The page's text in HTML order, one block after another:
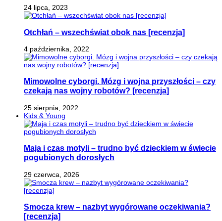
24 lipca, 2023
Otchłań – wszechświat obok nas [recenzja]
4 października, 2022
Mimowolne cyborgi. Mózg i wojna przyszłości – czy
czekają nas wojny robotów? [recenzja]
25 sierpnia, 2022
Kids & Young
Maja i czas motyli – trudno być dzieckiem w świecie
pogubionych dorosłych
29 czerwca, 2026
Smocza krew – nazbyt wygórowane oczekiwania?
[recenzja]